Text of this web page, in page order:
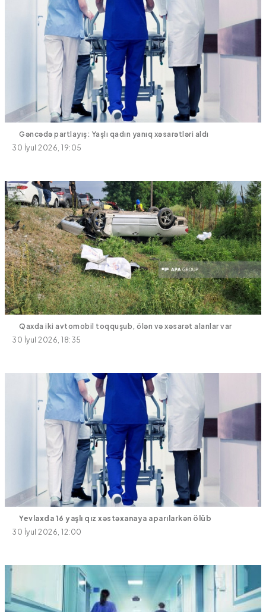
Gəncədə partlayış: Yaşlı qadın yanıq xəsarətləri aldı
30 İyul 2026, 19:05
Qaxda iki avtomobil toqquşub, ölən və xəsarət alanlar var
30 İyul 2026, 18:35
Yevlaxda 16 yaşlı qız xəstəxanaya aparılarkən ölüb
30 İyul 2026, 12:00